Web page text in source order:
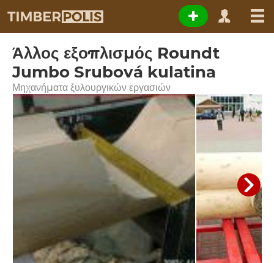
Άλλος εξοπλισμός Roundt
Jumbo Srubová kulatina
Μηχανήματα ξυλουργικών εργασιών